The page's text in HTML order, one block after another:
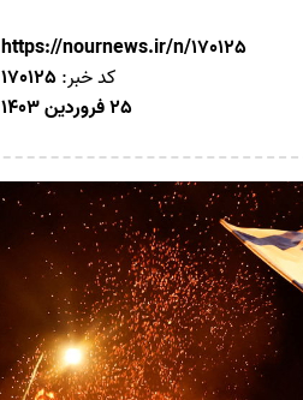
https://nournews.ir/n/170125
کد خبر:170125
25 فروردین 1403